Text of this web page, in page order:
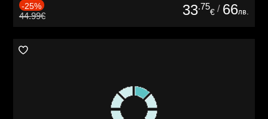
-25%
44.99€ 33.75
€ / 66лв.